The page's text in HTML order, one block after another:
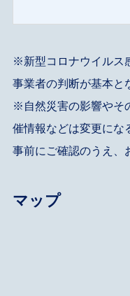
※新型コロナウイルス
事業者の判断が基本と
※自然災害の影響やそ
催情報などは変更にな
事前にご確認のうえ、
マップ